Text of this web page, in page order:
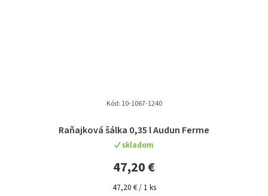
Raňajková šálka 0,35 l Audun Ferme
hodnotenie
produktu
je
5,0
z
skladom
47,20 €
Jednotková
47,20 € / 1 ks
Kód: 10-1067-1240